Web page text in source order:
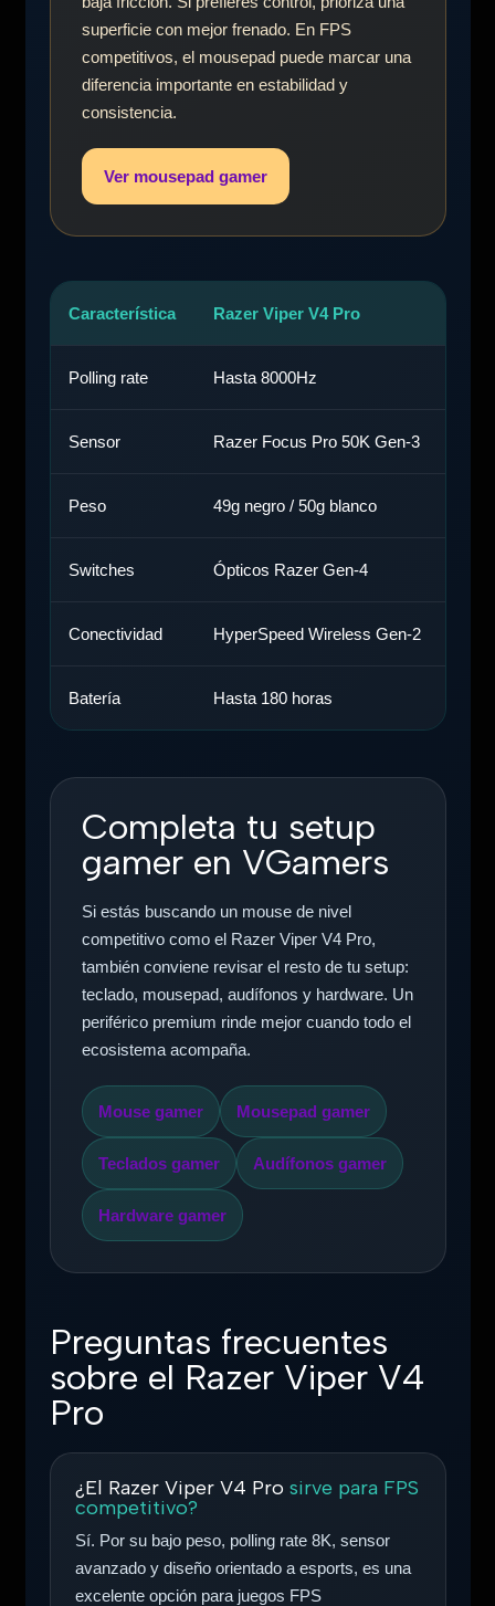
superficie con mejor frenado. En FPS
competitivos, el mousepad puede marcar una
diferencia importante en estabilidad y
consistencia.
Ver mousepad gamer
Característica Razer Viper V4 Pro
Polling rate Hasta 8000Hz
Sensor Razer Focus Pro 50K Gen-3
Peso 49g negro / 50g blanco
Switches Ópticos Razer Gen-4
Conectividad HyperSpeed Wireless Gen-2
Batería Hasta 180 horas
Completa tu setup
gamer en VGamers
Si estás buscando un mouse de nivel
competitivo como el Razer Viper V4 Pro,
también conviene revisar el resto de tu setup:
teclado, mousepad, audífonos y hardware. Un
periférico premium rinde mejor cuando todo el
ecosistema acompaña.
Mouse gamer Mousepad gamer
Teclados gamer Audífonos gamer
Hardware gamer
Preguntas frecuentes
sobre el Razer Viper V4
Pro
¿El Razer Viper V4 Pro sirve para FPS
competitivo?
Sí. Por su bajo peso, polling rate 8K, sensor
avanzado y diseño orientado a esports, es una
excelente opción para juegos FPS